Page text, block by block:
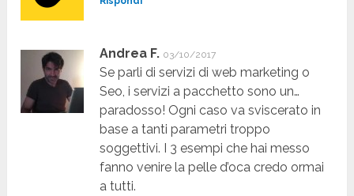
Andrea F. 03/10/2017
Se parli di servizi di web marketing o
Seo, i servizi a pacchetto sono un…
paradosso! Ogni caso va sviscerato in
base a tanti parametri troppo
soggettivi. I 3 esempi che hai messo
fanno venire la pelle d’oca credo ormai
a tutti.